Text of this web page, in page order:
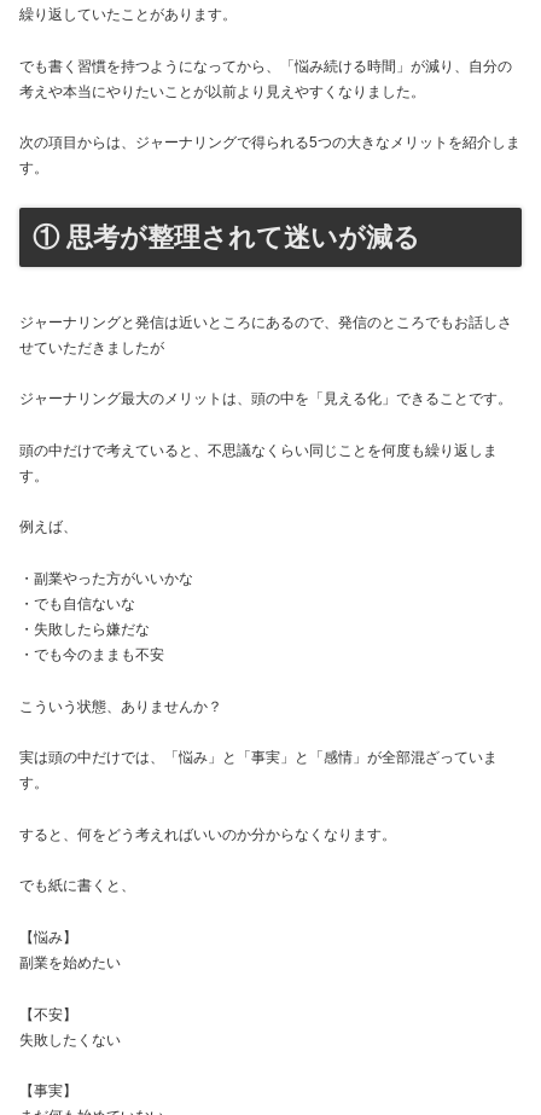
繰り返していたことがあります。
でも書く習慣を持つようになってから、「悩み続ける時間」が減り、自分の
考えや本当にやりたいことが以前より見えやすくなりました。
次の項目からは、ジャーナリングで得られる5つの大きなメリットを紹介しま
す。
① 思考が整理されて迷いが減る
ジャーナリングと発信は近いところにあるので、発信のところでもお話しさ
せていただきましたが
ジャーナリング最大のメリットは、頭の中を「見える化」できることです。
頭の中だけで考えていると、不思議なくらい同じことを何度も繰り返しま
す。
例えば、
・副業やった方がいいかな
・でも自信ないな
・失敗したら嫌だな
・でも今のままも不安
こういう状態、ありませんか？
実は頭の中だけでは、「悩み」と「事実」と「感情」が全部混ざっていま
す。
すると、何をどう考えればいいのか分からなくなります。
でも紙に書くと、
【悩み】
副業を始めたい
【不安】
失敗したくない
【事実】